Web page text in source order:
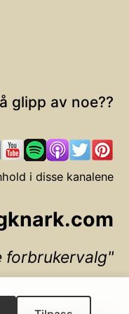
glipp av noe??
i disse kanalene
forbrukervalg